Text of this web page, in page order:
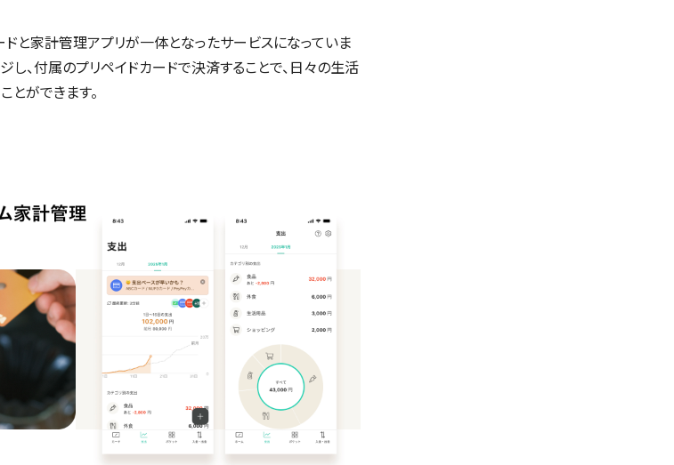
ドと家計管理アプリが一体となったサービスになっていま
し、付属のプリペイドカードで決済することで、日々の生活
とができます。